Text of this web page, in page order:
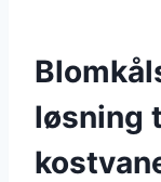
løsning